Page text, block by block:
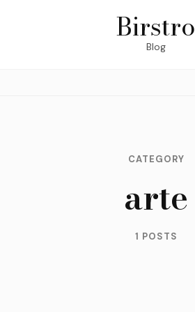
Birstro
Blog
CATEGORY
arte
1 POSTS